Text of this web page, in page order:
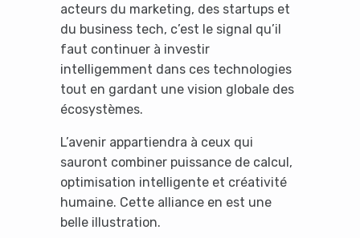
acteurs du marketing, des startups et
du business tech, c’est le signal qu’il
faut continuer à investir
intelligemment dans ces technologies
tout en gardant une vision globale des
écosystèmes.
L’avenir appartiendra à ceux qui
sauront combiner puissance de calcul,
optimisation intelligente et créativité
humaine. Cette alliance en est une
belle illustration.